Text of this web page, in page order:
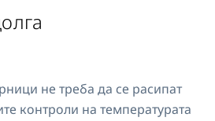
не треба да се расипат
контроли на температурата